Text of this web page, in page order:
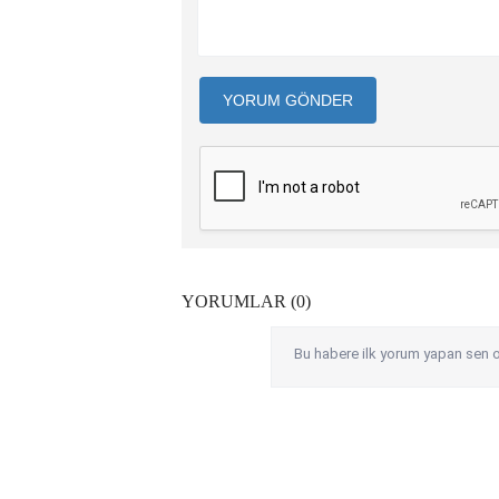
YORUM GÖNDER
YORUMLAR (0)
Bu habere ilk yorum yapan sen